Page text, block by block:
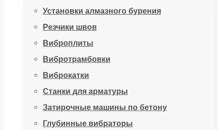
Установки алмазного бурения
Резчики швов
Виброплиты
Вибротрамбовки
Виброкатки
Станки для арматуры
Затирочные машины по бетону
Глубинные вибраторы